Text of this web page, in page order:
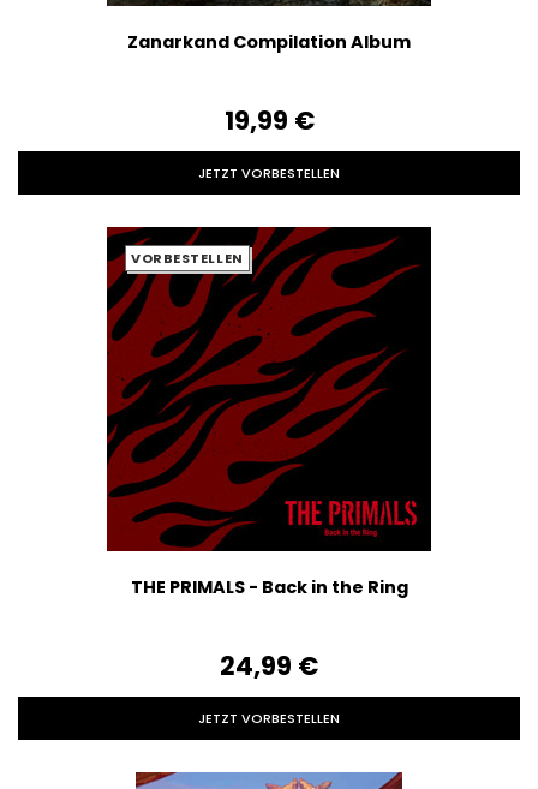
Zanarkand Compilation Album
19,99‎ ‎€
JETZT VORBESTELLEN
VORBESTELLEN
THE PRIMALS - Back in the Ring
24,99‎ ‎€
JETZT VORBESTELLEN